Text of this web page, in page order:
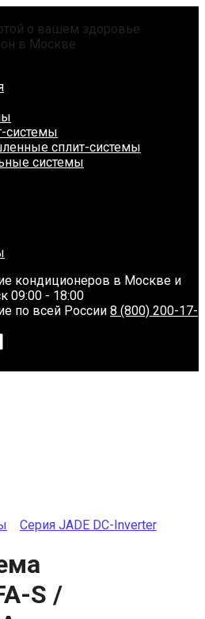
о вашем здоровье
в Москве
системы
сплит-системы
системы
кондиционеров в Москве и
09:00 - 18:00
по всей России 8 (800) 200-17-
Серия JADE DC-Inverter
S /